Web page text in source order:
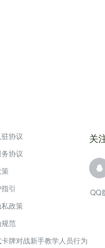
协议
协议
引
政策
范
牌对战新手教学人员行为
关
QQ